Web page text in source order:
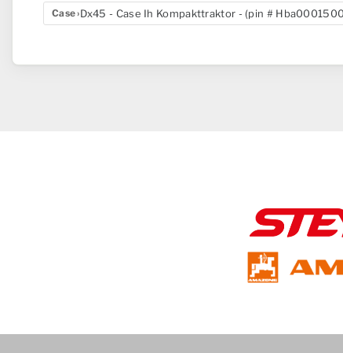
Case Dx45 - Case Ih Kompakttraktor - (pin #